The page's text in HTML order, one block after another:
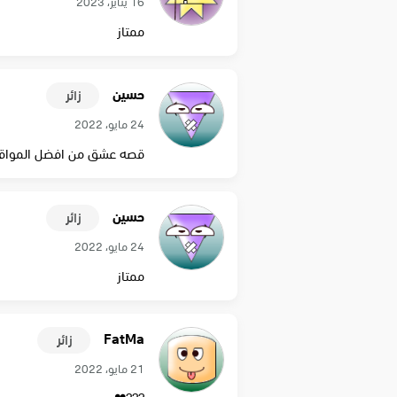
ممتاز
حسين زائر
24 مايو، 2022
قصه عشق من افضل
حسين زائر
24 مايو، 2022
ممتاز
FatMa زائر
21 مايو، 2022